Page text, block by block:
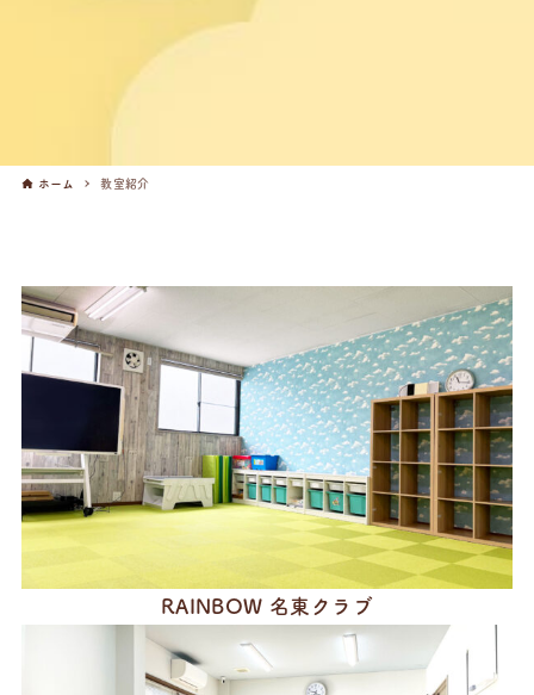
ホーム 教室紹介
RAINBOW 名東クラブ